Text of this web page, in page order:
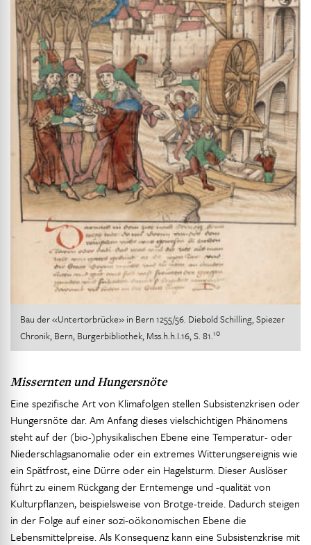
Bau der «Untertorbrücke» in Bern 1255/56. Diebold Schilling, Spiezer
Chronik, Bern, Burgerbibliothek, Mss.h.h.I.16, S. 81.10
Missernten und Hungersnöte
Eine spezifische Art von Klimafolgen stellen Subsistenzkrisen oder
Hungersnöte dar. Am Anfang dieses vielschichtigen Phänomens
steht auf der (bio-)physikalischen Ebene eine Temperatur- oder
Niederschlagsanomalie oder ein extremes Witterungsereignis wie
ein Spätfrost, eine Dürre oder ein Hagelsturm. Dieser Auslöser
führt zu einem Rückgang der Erntemenge und -qualität von
Kulturpflanzen, beispielsweise von Brotge-treide. Dadurch steigen
in der Folge auf einer sozi-oökonomischen Ebene die
Lebensmittelpreise. Als Konsequenz kann eine Subsistenzkrise mit